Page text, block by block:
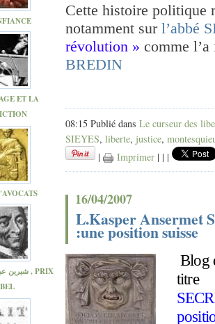
ET LA
Cette histoire politique
notamment sur l’abbé
révolution » comme
BREDIN
08:15 Publié dans Le curseur des
SIEYES, liberte, justice,
|
Imprimer | | |
16/04/2007
L.Kasper Ansermet
:une position suisse
Blog
titre